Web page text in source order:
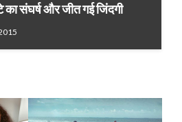
का संघर्ष और जीत गई जिंदगी